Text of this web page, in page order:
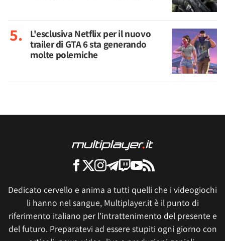
L'esclusiva Netflix per il nuovo
trailer di GTA 6 sta generando
molte polemiche
Dedicato cervello e anima a tutti quelli che i videogiochi
li hanno nel sangue, Multiplayer.it è il punto di
riferimento italiano per l'intrattenimento del presente e
del futuro. Preparatevi ad essere stupiti ogni giorno con